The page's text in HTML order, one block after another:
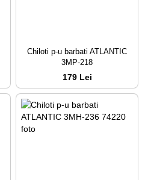
Chiloti p-u barbati ATLANTIC
3MP-218
179 Lei